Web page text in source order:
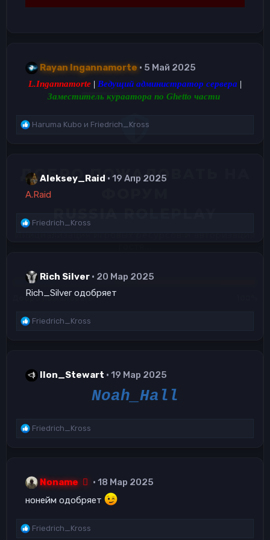
Rayan Ingannamorte 5 Май 2025
L.Ingannamorte | Ведущий администратор сервера |
Заместитель кураатора по Ghetto части
Р
и
и
:
Haruma Kubo и Friedrich_Kross
Aleksey_Raid
19 Апр 2025
A.Raid
Р
и
и
:
Friedrich_Kross
Rich Silver
20 Мар 2025
Rich_Silver одобряет
Р
и
Friedrich_Kross
Ilon_Stewart 19 Мар 2025
Noah_Hall
Р
и
:
Friedrich_Kross
Noname
18 Мар 2025
нонейм одобряет
Р
Friedrich_Kross